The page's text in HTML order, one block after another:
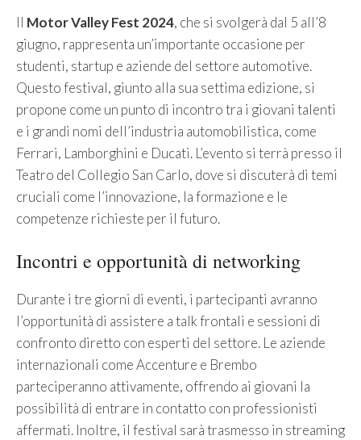
Il Motor Valley Fest 2024, che si svolgerà dal 5 all’8
giugno, rappresenta un’importante occasione per
studenti, startup e aziende del settore automotive.
Questo festival, giunto alla sua settima edizione, si
propone come un punto di incontro tra i giovani talenti
e i grandi nomi dell’industria automobilistica, come
Ferrari, Lamborghini e Ducati. L’evento si terrà presso il
Teatro del Collegio San Carlo, dove si discuterà di temi
cruciali come l’innovazione, la formazione e le
competenze richieste per il futuro.
Incontri e opportunità di networking
Durante i tre giorni di eventi, i partecipanti avranno
l’opportunità di assistere a talk frontali e sessioni di
confronto diretto con esperti del settore. Le aziende
internazionali come Accenture e Brembo
parteciperanno attivamente, offrendo ai giovani la
possibilità di entrare in contatto con professionisti
affermati. Inoltre, il festival sarà trasmesso in streaming